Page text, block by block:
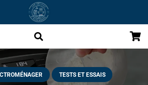
TESTS ET ESSAIS